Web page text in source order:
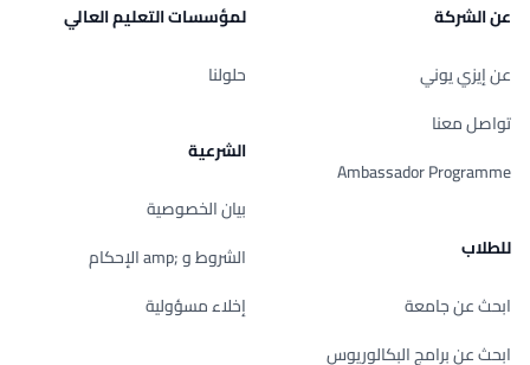
عن الشركة
عن إيزي يوني
تواصل معنا
Ambassador Programme
للطلاب
ابحث عن جامعة
ابحث عن برامج البكالوريوس
لمؤسسات التعليم العالي
حلولنا
الشرعية
بيان الخصوصية
الشروط و ;amp الإحكام
إخلاء مسؤولية